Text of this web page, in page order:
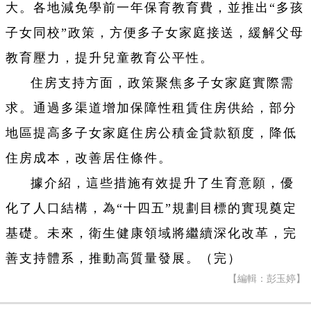
大。各地減免學前一年保育教育費，並推出“多孩
子女同校”政策，方便多子女家庭接送，緩解父母
教育壓力，提升兒童教育公平性。
住房支持方面，政策聚焦多子女家庭實際需
求。通過多渠道增加保障性租賃住房供給，部分
地區提高多子女家庭住房公積金貸款額度，降低
住房成本，改善居住條件。
據介紹，這些措施有效提升了生育意願，優
化了人口結構，為“十四五”規劃目標的實現奠定
基礎。未來，衛生健康領域將繼續深化改革，完
善支持體系，推動高質量發展。（完）
【編輯：彭玉婷】